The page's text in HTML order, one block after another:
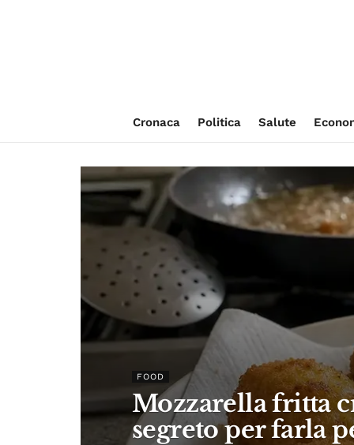
Cronaca Politica Salute
FOOD
Mozzarella fritta
segreto per farla